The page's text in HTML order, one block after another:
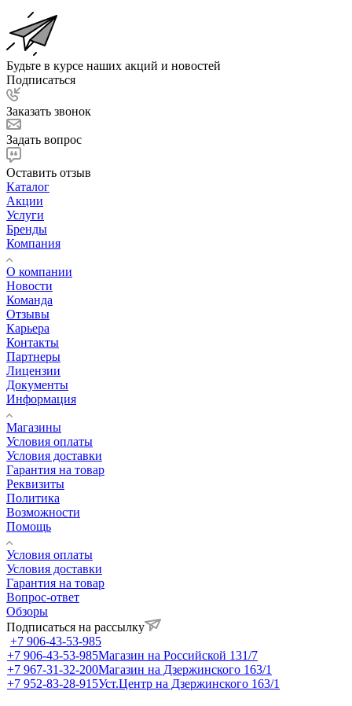
Будьте в курсе наших акций и новостей
Подписаться
Заказать звонок
Задать вопрос
Оставить отзыв
Каталог
Акции
Услуги
Бренды
Компания
О компании
Новости
Команда
Отзывы
Карьера
Контакты
Партнеры
Лицензии
Документы
Информация
Магазины
Условия оплаты
Условия доставки
Гарантия на товар
Реквизиты
Политика
Возможности
Помощь
Условия оплаты
Условия доставки
Гарантия на товар
Вопрос-ответ
Обзоры
Подписаться на рассылку
+7 906-43-53-985
+7 906-43-53-985Магазин на Российской 131/7
+7 967-31-32-200Магазин на Дзержинского 163/1
+7 952-83-28-915Уст.Центр на Дзержинского 163/1